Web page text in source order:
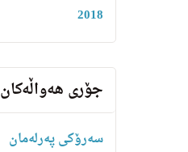
2018
جۆری هەواڵەکان
سەرۆکی پەرلەمان